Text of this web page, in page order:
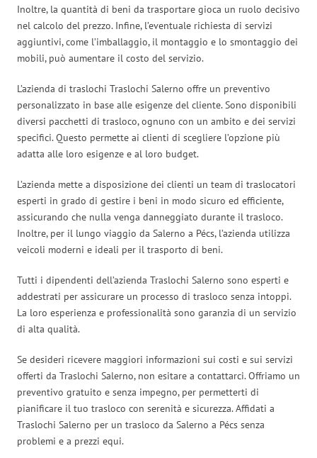
Inoltre, la quantità di beni da trasportare gioca un ruolo decisivo
nel calcolo del prezzo. Infine, l’eventuale richiesta di servizi
aggiuntivi, come l’imballaggio, il montaggio e lo smontaggio dei
mobili, può aumentare il costo del servizio.
L’azienda di traslochi Traslochi Salerno offre un preventivo
personalizzato in base alle esigenze del cliente. Sono disponibili
diversi pacchetti di trasloco, ognuno con un ambito e dei servizi
specifici. Questo permette ai clienti di scegliere l’opzione più
adatta alle loro esigenze e al loro budget.
L’azienda mette a disposizione dei clienti un team di traslocatori
esperti in grado di gestire i beni in modo sicuro ed efficiente,
assicurando che nulla venga danneggiato durante il trasloco.
Inoltre, per il lungo viaggio da Salerno a Pécs, l’azienda utilizza
veicoli moderni e ideali per il trasporto di beni.
Tutti i dipendenti dell’azienda Traslochi Salerno sono esperti e
addestrati per assicurare un processo di trasloco senza intoppi.
La loro esperienza e professionalità sono garanzia di un servizio
di alta qualità.
Se desideri ricevere maggiori informazioni sui costi e sui servizi
offerti da Traslochi Salerno, non esitare a contattarci. Offriamo un
preventivo gratuito e senza impegno, per permetterti di
pianificare il tuo trasloco con serenità e sicurezza. Affidati a
Traslochi Salerno per un trasloco da Salerno a Pécs senza
problemi e a prezzi equi.